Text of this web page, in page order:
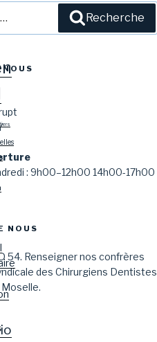
Recherche
: 9h00–12h00 14h00-17h00
NOUS
54. Renseigner nos confrères
des Chirurgiens Dentistes